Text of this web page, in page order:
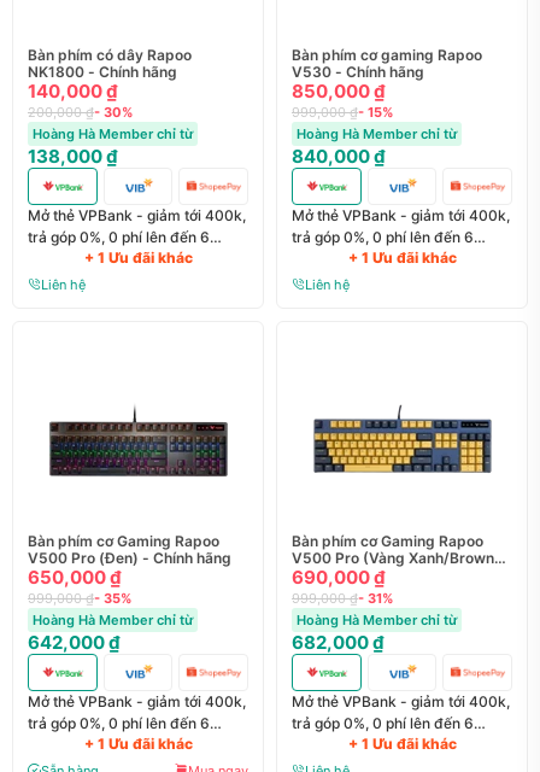
Bàn phím có dây Rapoo
NK1800 - Chính hãng
140,000 ₫
200,000 ₫- 30%
Hoàng Hà Member chỉ từ
138,000 ₫
Mở thẻ VPBank - giảm tới 400k,
trả góp 0%, 0 phí lên đến 6
+ 1 Ưu đãi khác
Liên hệ
Bàn phím cơ gaming Rapoo
V530 - Chính hãng
850,000 ₫
999,000 ₫- 15%
Hoàng Hà Member chỉ từ
840,000 ₫
Mở thẻ VPBank - giảm tới 400k,
trả góp 0%, 0 phí lên đến 6
+ 1 Ưu đãi khác
Liên hệ
Bàn phím cơ Gaming Rapoo
V500 Pro (Đen) - Chính hãng
650,000 ₫
999,000 ₫- 35%
Hoàng Hà Member chỉ từ
642,000 ₫
Mở thẻ VPBank - giảm tới 400k,
trả góp 0%, 0 phí lên đến 6
+ 1 Ưu đãi khác
Bàn phím cơ Gaming Rapoo
V500 Pro (Vàng Xanh/Brown
Switch) - Chính hãng
690,000 ₫
999,000 ₫- 31%
Hoàng Hà Member chỉ từ
682,000 ₫
Mở thẻ VPBank - giảm tới 400k,
trả góp 0%, 0 phí lên đến 6
+ 1 Ưu đãi khác